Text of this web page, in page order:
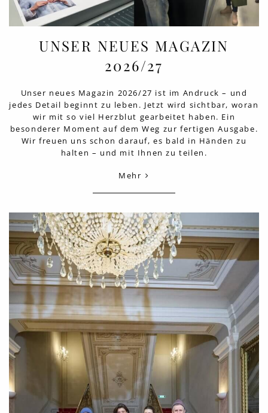
UNSER NEUES MAGAZIN
2026/27
Unser neues Magazin 2026/27 ist im Andruck – und
jedes Detail beginnt zu leben. Jetzt wird sichtbar, woran
wir mit so viel Herzblut gearbeitet haben. Ein
besonderer Moment auf dem Weg zur fertigen Ausgabe.
Wir freuen uns schon darauf, es bald in Händen zu
halten – und mit Ihnen zu teilen.
Mehr